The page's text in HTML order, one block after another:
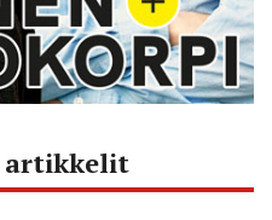
artikkelit